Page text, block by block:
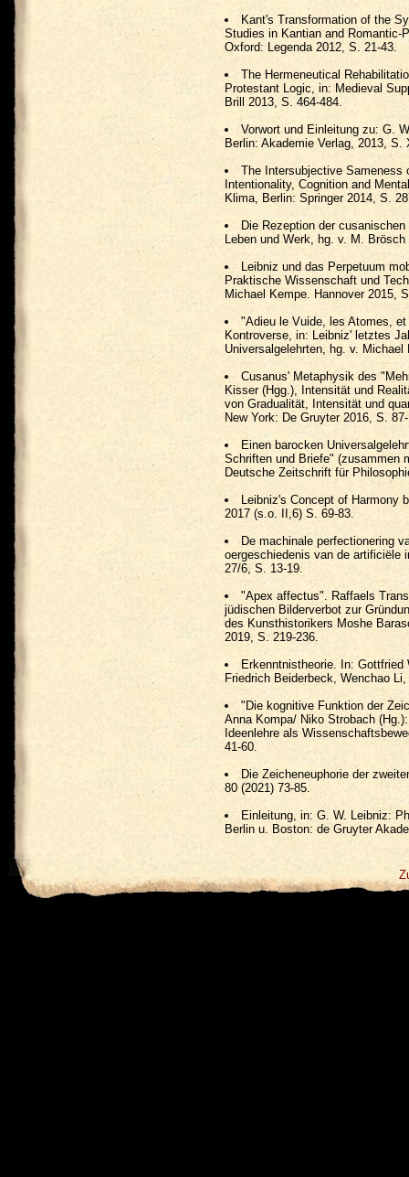
Kant's Transformation of the
Studies in Kantian and Romantic-
Oxford: Legenda 2012, S. 21-43.
The Hermeneutical
Protestant Logic, in: Medieval
Brill 2013, S. 464-484.
Vorwort und Einleitung zu: G.
Berlin: Akademie Verlag, 2013, S.
The Intersubjective Sameness
Intentionality, Cognition and
Klima, Berlin: Springer 2014, S.
Die Rezeption der
Leben und Werk, hg. v. M.
Leibniz und das Perpetuum
Praktische Wissenschaft und
Michael Kempe. Hannover 2015,
"Adieu le Vuide, les Atomes,
Kontroverse, in: Leibniz' letztes
Universalgelehrten, hg. v.
Cusanus' Metaphysik des
Kisser (Hgg.), Intensität und
von Gradualität, Intensität und
New York: De Gruyter 2016, S.
Einen barocken
Schriften und Briefe" (zusammen
Deutsche Zeitschrift für
Leibniz's Concept of Harmony
2017 (s.o. II,6) S. 69-83.
De machinale perfectionering
oergeschiedenis van de artificiële
27/6, S. 13-19.
"Apex affectus". Raffaels
jüdischen Bilderverbot zur
des Kunsthistorikers Moshe
2019, S. 219-236.
Erkenntnistheorie. In:
Friedrich Beiderbeck, Wenchao
"Die kognitive Funktion der
Anna Kompa/ Niko Strobach
Ideenlehre als
41-60.
Die Zeicheneuphorie der
80 (2021) 73-85.
Einleitung, in: G. W. Leibniz:
Berlin u. Boston: de Gruyter